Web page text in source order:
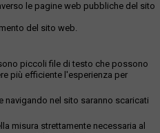
le pagine web pubbliche del sito
del sito web.
piccoli file di testo che possono
più efficiente l'esperienza per
navigando nel sito saranno scaricati
misura strettamente necessaria al